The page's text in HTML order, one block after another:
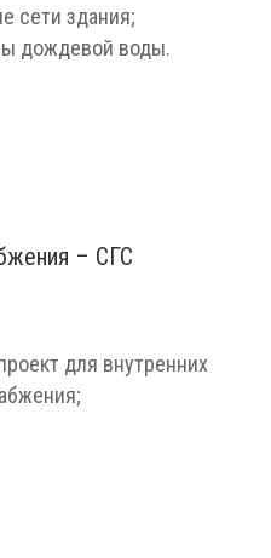
сети здания;
дождевой воды.
– СГС
для внутренних